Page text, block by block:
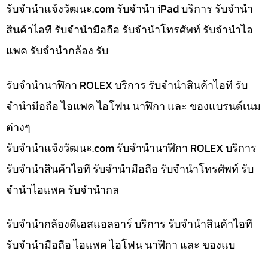
รับจํานําแจ้งวัฒนะ.com รับจำนำ iPad บริการ รับจำนำ
สินค้าไอที รับจำนำมือถือ รับจำนำโทรศัพท์ รับจำนำไอ
แพค รับจำนำกล้อง รับ
รับจำนำนาฬิกา ROLEX บริการ รับจำนำสินค้าไอที รับ
จำนำมือถือ ไอแพค ไอโฟน นาฬิกา และ ของแบรนด์เนม
ต่างๆ
รับจํานําแจ้งวัฒนะ.com รับจำนำนาฬิกา ROLEX บริการ
รับจำนำสินค้าไอที รับจำนำมือถือ รับจำนำโทรศัพท์ รับ
จำนำไอแพค รับจำนำกล
รับจำนำกล้องดีเอสแอลอาร์ บริการ รับจำนำสินค้าไอที
รับจำนำมือถือ ไอแพค ไอโฟน นาฬิกา และ ของแบ